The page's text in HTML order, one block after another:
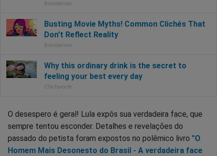
O desespero é geral! Lula expôs sua verdadeira face, que
sempre tentou esconder. Detalhes e revelações do
passado do petista foram expostos no polêmico livro "O
Homem Mais Desonesto do Brasil - A verdadeira face